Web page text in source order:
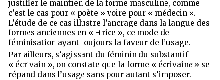
justifier le maintien de la forme masculine, comme
c’est le cas pour « poète » voire pour « médecin ».
L’étude de ce cas illustre l’ancrage dans la langue des
formes anciennes en « -trice », ce mode de
féminisation ayant toujours la faveur de l’usage.
Par ailleurs, s’agissant du féminin du substantif
« écrivain », on constate que la forme « écrivaine » se
répand dans l’usage sans pour autant s’imposer.